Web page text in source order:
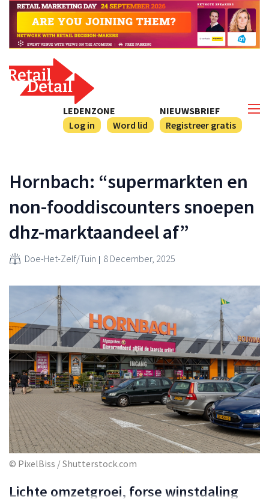
NIEUWSBRIEF
Registreer gratis
LEDENZONE
Log in
Word lid
Hornbach: “supermarkten en
non-fooddiscounters snoepen
dhz-marktaandeel af”
Doe-Het-Zelf/Tuin 8 December, 2025
© PixelBiss / Shutterstock.com
Lichte omzetgroei, forse winstdaling